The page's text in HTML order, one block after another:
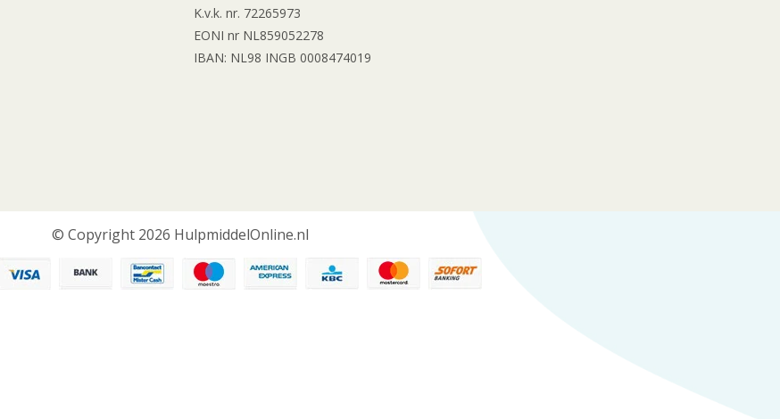
K.v.k. nr. 72265973
EONI nr NL859052278
IBAN: NL98 INGB 0008474019
© Copyright 2026 HulpmiddelOnline.nl